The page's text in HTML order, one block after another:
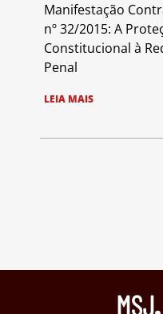
Manifestação
nº 32/2015: A
Constitucional à
Penal
LEIA MAIS